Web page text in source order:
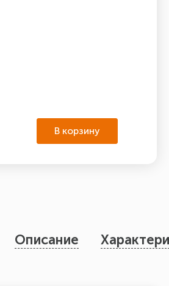
В корзину
Описание